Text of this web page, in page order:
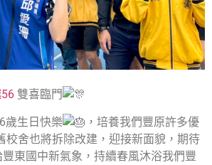
雙喜臨門
歲生日快樂
，培養我們豐原許多優
校舍也將拆除改建，迎接新面貌，期待
東國中新氣象，持續春風沐浴我們豐